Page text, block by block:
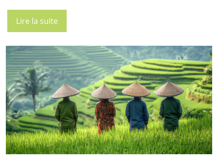
Lire la suite